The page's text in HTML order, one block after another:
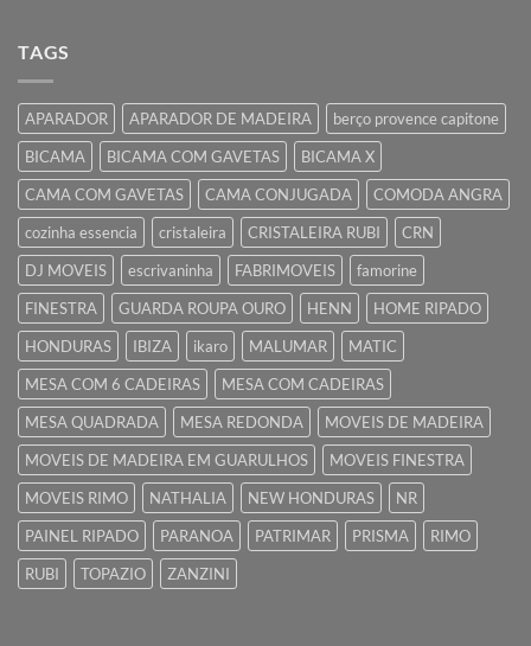
TAGS
APARADOR APARADOR DE MADEIRA
berço provence capitone
BICAMA
BICAMA COM GAVETAS
BICAMA X
CAMA COM GAVETAS
CAMA CONJUGADA
COMODA ANGRA
cozinha essencia
cristaleira CRISTALEIRA RUBI
CRN
DJ MOVEIS
escrivaninha FABRIMOVEIS
famorine
FINESTRA
GUARDA ROUPA OURO HENN
HOME RIPADO
HONDURAS
IBIZA ikaro MALUMAR
MATIC
MESA COM 6 CADEIRAS
MESA COM CADEIRAS
MESA QUADRADA
MESA REDONDA
MOVEIS DE MADEIRA
MOVEIS DE MADEIRA EM GUARULHOS
MOVEIS FINESTRA
MOVEIS RIMO
NATHALIA NEW HONDURAS
NR
PAINEL RIPADO
PARANOA PATRIMAR PRISMA
RIMO
RUBI
TOPAZIO ZANZINI